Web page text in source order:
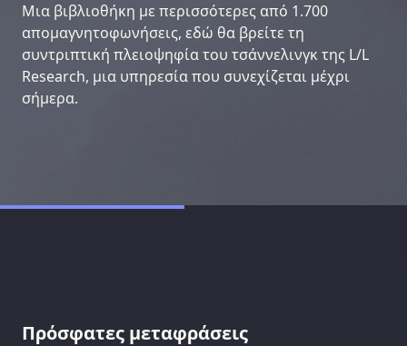
Μια βιβλιοθήκη με περισσότερες από 1.700
απομαγνητοφωνήσεις, εδώ θα βρείτε τη
συντριπτική πλειοψηφία του τσάννελινγκ της L/L
Research, μια υπηρεσία που συνεχίζεται μέχρι
σήμερα.
Πρόσφατες μεταφράσεις